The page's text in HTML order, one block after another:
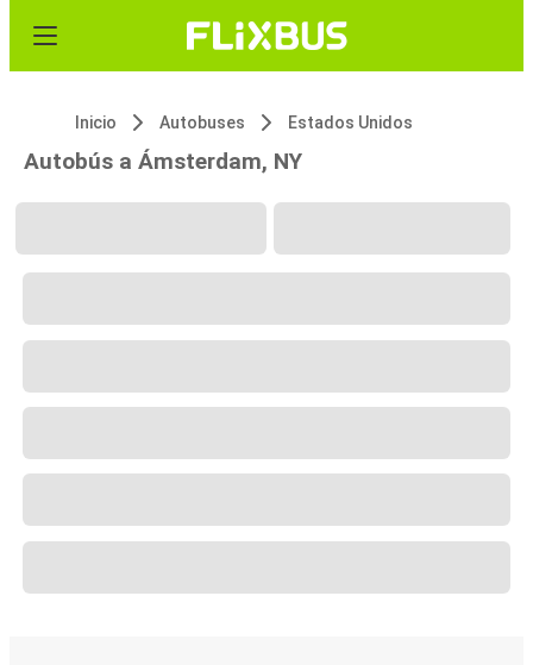
Inicio Autobuses Estados Unidos
Autobús a Ámsterdam, NY